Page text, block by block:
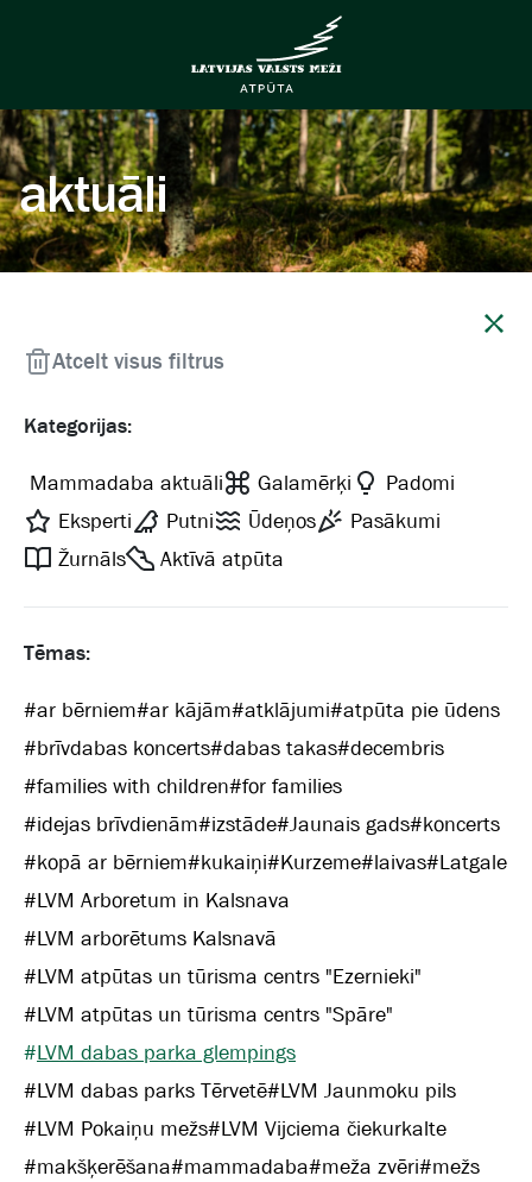
aktuāli
Kategorijas:
Mammadaba aktuāli Galamērķi
Padomi
Eksperti
Putni Ūdeņos
Pasākumi
Žurnāls
Aktīvā atpūta
Tēmas:
#ar bērniem#ar kājām#atklājumi#atpūta pie ūdens
#brīvdabas koncerts#dabas takas#decembris
#families with children#for families
#idejas brīvdienām#izstāde#Jaunais gads#koncerts
#kopā ar bērniem#kukaiņi#Kurzeme#laivas#Latgale
#LVM Arboretum in Kalsnava
#LVM arborētums Kalsnavā
#LVM atpūtas un tūrisma centrs "Ezernieki"
#LVM atpūtas un tūrisma centrs "Spāre"
#LVM dabas parka glempings
#LVM dabas parks Tērvetē#LVM Jaunmoku pils
#LVM Pokaiņu mežs#LVM Vijciema čiekurkalte
#makšķerēšana#mammadaba#meža zvēri#mežs
Atcelt visus filtrus